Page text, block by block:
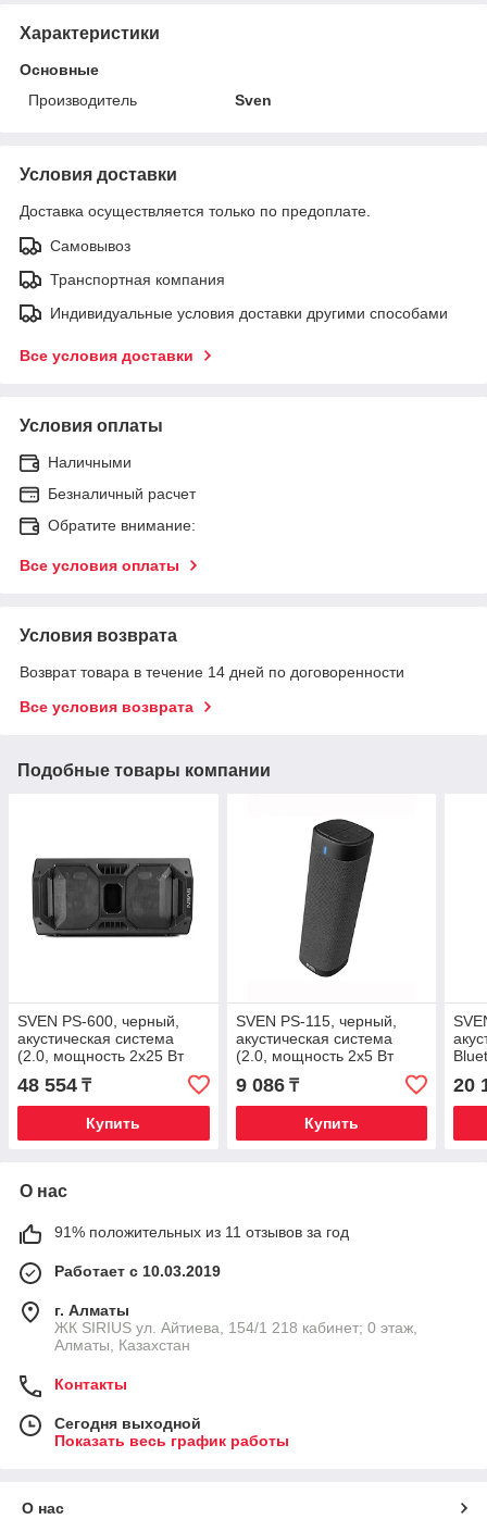
Характеристики
Основные
Производитель
Sven
Условия доставки
Доставка осуществляется только по предоплате.
Самовывоз
Транспортная компания
Индивидуальные условия доставки другими способами
Все условия доставки
Условия оплаты
Наличными
Безналичный расчет
Обратите внимание:
Все условия оплаты
Условия возврата
Возврат товара в течение 14 дней по договоренности
Все условия возврата
Подобные товары компании
SVEN PS-600, черный,
акустическая система
(2.0, мощность 2x25 Вт
(RMS), Bluetooth, FM,
USB, microSD,
48 554 ₸
Купить
SVEN PS-115, черный,
акустическая система
(2.0, мощность 2x5 Вт
(RMS), Bluetooth, FM,
USB, microSD
9 086₸
Купить
20
О нас
91% положительных из 11 отзывов за год
Работает с 10.03.2019
г. Алматы
​ЖК SIRIUS​ ул. Айтиева, 154/1​ 218 кабинет; 0 этаж,
Алматы, Казахстан
Контакты
Сегодня выходной
Показать весь график работы
О нас